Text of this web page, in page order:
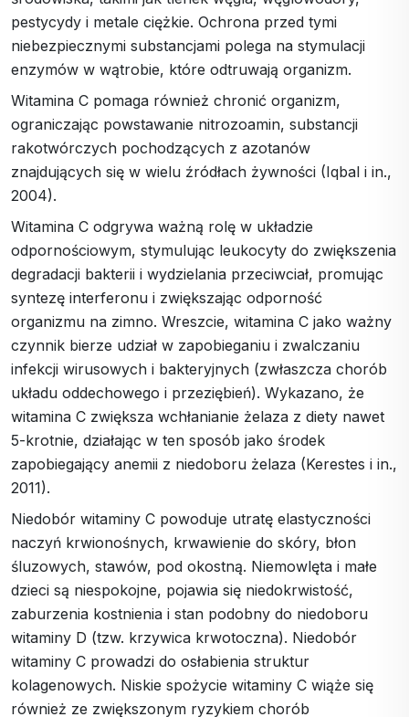
pestycydy i metale ciężkie. Ochrona przed tymi
niebezpiecznymi substancjami polega na stymulacji
enzymów w wątrobie, które odtruwają organizm.
Witamina C pomaga również chronić organizm,
ograniczając powstawanie nitrozoamin, substancji
rakotwórczych pochodzących z azotanów
znajdujących się w wielu źródłach żywności (Iqbal i in.,
2004).
Witamina C odgrywa ważną rolę w układzie
odpornościowym, stymulując leukocyty do zwiększenia
degradacji bakterii i wydzielania przeciwciał, promując
syntezę interferonu i zwiększając odporność
organizmu na zimno. Wreszcie, witamina C jako ważny
czynnik bierze udział w zapobieganiu i zwalczaniu
infekcji wirusowych i bakteryjnych (zwłaszcza chorób
układu oddechowego i przeziębień). Wykazano, że
witamina C zwiększa wchłanianie żelaza z diety nawet
5-krotnie, działając w ten sposób jako środek
zapobiegający anemii z niedoboru żelaza (Kerestes i in.,
2011).
Niedobór witaminy C powoduje utratę elastyczności
naczyń krwionośnych, krwawienie do skóry, błon
śluzowych, stawów, pod okostną. Niemowlęta i małe
dzieci są niespokojne, pojawia się niedokrwistość,
zaburzenia kostnienia i stan podobny do niedoboru
witaminy D (tzw. krzywica krwotoczna). Niedobór
witaminy C prowadzi do osłabienia struktur
kolagenowych. Niskie spożycie witaminy C wiąże się
również ze zwiększonym ryzykiem chorób